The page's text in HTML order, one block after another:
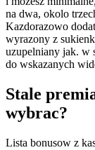
na dwa, okolo
Kazdorazowo
wyrazony z
uzupelniany jak. w
do wskazanych
Stale
wybrac?
Lista bonusow z